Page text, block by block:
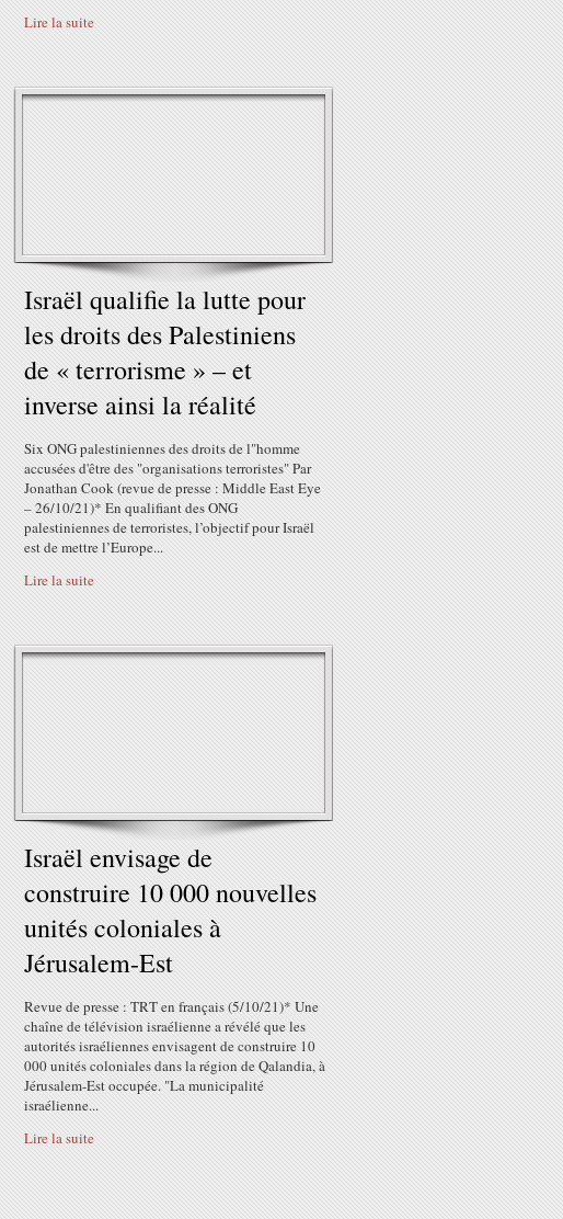
Lire la suite
Israël qualifie la lutte pour
les droits des Palestiniens
de « terrorisme » – et
inverse ainsi la réalité
Six ONG palestiniennes des droits de l"homme
accusées d'être des "organisations terroristes" Par
Jonathan Cook (revue de presse : Middle East Eye
– 26/10/21)* En qualifiant des ONG
palestiniennes de terroristes, l’objectif pour Israël
est de mettre l’Europe...
Lire la suite
Israël envisage de
construire 10 000 nouvelles
unités coloniales à
Jérusalem-Est
Revue de presse : TRT en français (5/10/21)* Une
chaîne de télévision israélienne a révélé que les
autorités israéliennes envisagent de construire 10
000 unités coloniales dans la région de Qalandia, à
Jérusalem-Est occupée. "La municipalité
israélienne...
Lire la suite